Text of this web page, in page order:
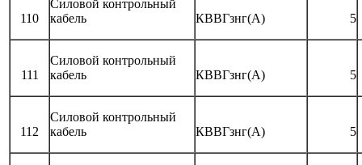
110
Силовой контрольный
кабель
КВВГзнг(А) 5
111
Силовой контрольный
кабель
КВВГзнг(А) 5
112
Силовой контрольный
кабель
КВВГзнг(А) 5